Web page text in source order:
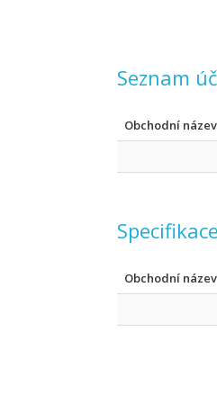
Seznam
Obchodní název
Obchodní název